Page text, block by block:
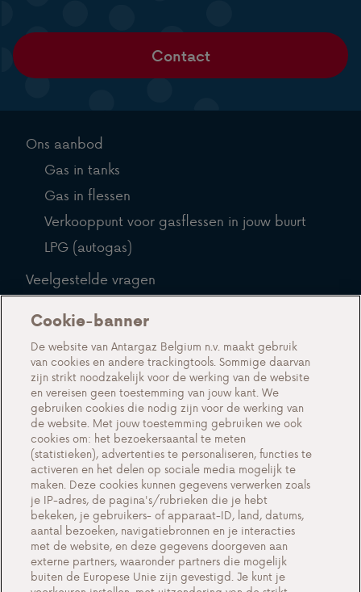
Contact
Ons aanbod
Gas in tanks
Gas in flessen
Verkooppunt voor gasflessen in jouw buurt
LPG (autogas)
Veelgestelde vragen
Blog
Over ons
Maak kennis met Antargaz
Een duurzame toekomst
Testimonials
Acties
Events
Werken bij Antargaz
Contact
Cookie-banner
De website van Antargaz Belgium n.v. maakt gebruik
van cookies en andere trackingtools. Sommige daarvan
zijn strikt noodzakelijk voor de werking van de website
en vereisen geen toestemming van jouw kant. We
gebruiken cookies die nodig zijn voor de werking van
de website. Met jouw toestemming gebruiken we ook
cookies om: het bezoekersaantal te meten
(statistieken), advertenties te personaliseren, functies te
activeren en het delen op sociale media mogelijk te
maken. Deze cookies kunnen gegevens verwerken zoals
je IP-adres, de pagina's/rubrieken die je hebt
bekeken, je gebruikers- of apparaat-ID, land, datums,
aantal bezoeken, navigatiebronnen en je interacties
met de website, en deze gegevens doorgeven aan
externe partners, waaronder partners die mogelijk
buiten de Europese Unie zijn gevestigd. Je kunt je